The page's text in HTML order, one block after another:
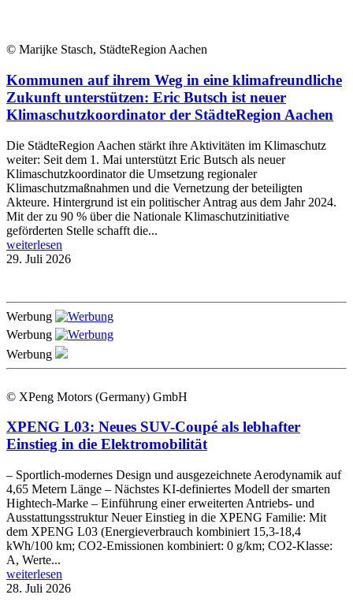
© Marijke Stasch, StädteRegion Aachen
Kommunen auf ihrem Weg in eine klimafreundliche
Zukunft unterstützen: Eric Butsch ist neuer
Klimaschutzkoordinator der StädteRegion Aachen
Die StädteRegion Aachen stärkt ihre Aktivitäten im Klimaschutz
weiter: Seit dem 1. Mai unterstützt Eric Butsch als neuer
Klimaschutzkoordinator die Umsetzung regionaler
Klimaschutzmaßnahmen und die Vernetzung der beteiligten
Akteure. Hintergrund ist ein politischer Antrag aus dem Jahr 2024.
Mit der zu 90 % über die Nationale Klimaschutzinitiative
geförderten Stelle schafft die...
weiterlesen
29. Juli 2026
Werbung
Werbung
Werbung
© XPeng Motors (Germany) GmbH
XPENG L03: Neues SUV-Coupé als lebhafter
Einstieg in die Elektromobilität
– Sportlich-modernes Design und ausgezeichnete Aerodynamik auf
4,65 Metern Länge – Nächstes KI-definiertes Modell der smarten
Hightech-Marke – Einführung einer erweiterten Antriebs- und
Ausstattungsstruktur Neuer Einstieg in die XPENG Familie: Mit
dem XPENG L03 (Energieverbrauch kombiniert 15,3-18,4
kWh/100 km; CO2-Emissionen kombiniert: 0 g/km; CO2-Klasse:
A, Werte...
weiterlesen
28. Juli 2026